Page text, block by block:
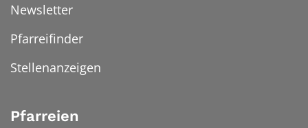
Newsletter
Pfarreifinder
Stellenanzeigen
Pfarreien